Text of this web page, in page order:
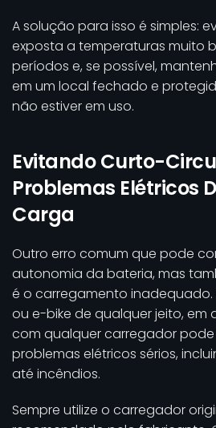
A solução para isso é simples:
exposta a temperaturas muito
períodos e, se possível,
em um local fechado e
não estiver em uso.
Evitando Curto-
Problemas Elétricos
Carga
Outro erro comum que pode
autonomia da bateria, mas
é o carregamento
ou e-bike de qualquer jeito, em
com qualquer carregador pode
problemas elétricos sérios,
até incêndios.
Sempre utilize o carregador